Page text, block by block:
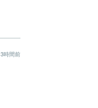
3時間前